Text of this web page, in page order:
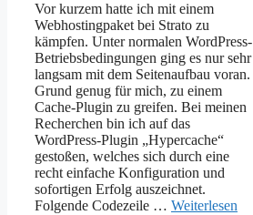
Vor kurzem hatte ich mit einem
Webhostingpaket bei Strato zu
kämpfen. Unter normalen WordPress-
Betriebsbedingungen ging es nur sehr
langsam mit dem Seitenaufbau voran.
Grund genug für mich, zu einem
Cache-Plugin zu greifen. Bei meinen
Recherchen bin ich auf das
WordPress-Plugin „Hypercache“
gestoßen, welches sich durch eine
recht einfache Konfiguration und
sofortigen Erfolg auszeichnet.
Folgende Codezeile … Weiterlesen